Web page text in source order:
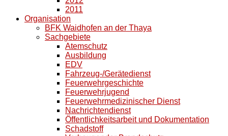
2011
Organisation
BFK Waidhofen an der Thaya
Sachgebiete
Atemschutz
Ausbildung
EDV
Fahrzeug-/Gerätedienst
Feuerwehrgeschichte
Feuerwehrjugend
Feuerwehrmedizinischer Dienst
Nachrichtendienst
Öffentlichkeitsarbeit und Dokumentation
Schadstoff